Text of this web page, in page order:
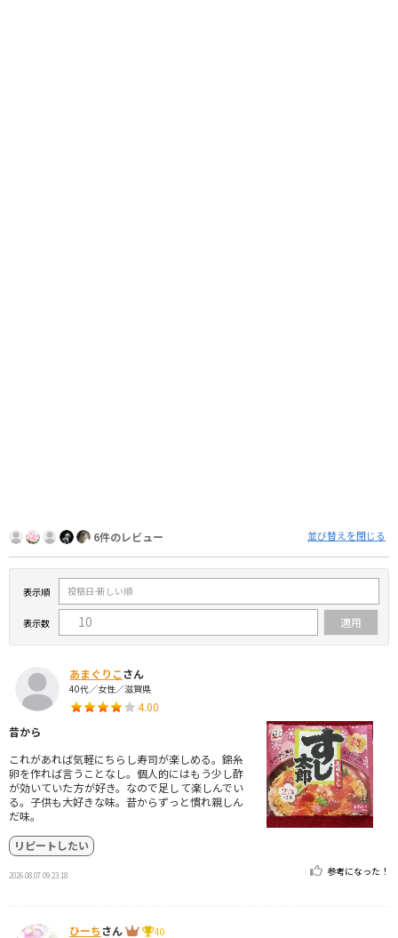
6件のレビュー 並び替えを閉じる
表示順
表示数
あまぐりこさん
40代／女性／滋賀県
4.00
昔から
これがあれば気軽にちらし寿司が楽しめる。錦糸
卵を作れば言うことなし。個人的にはもう少し酢
が効いていた方が好き。なので足して楽しんでい
る。子供も大好きな味。昔からずっと慣れ親しん
だ味。
リピートしたい
2026.08.07 09:23:18 参考になった！
ひーちさん 40